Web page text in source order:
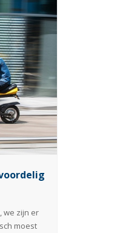
we zijn er
moest